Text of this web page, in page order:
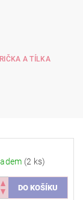
A TÍLKA
(2 ks)